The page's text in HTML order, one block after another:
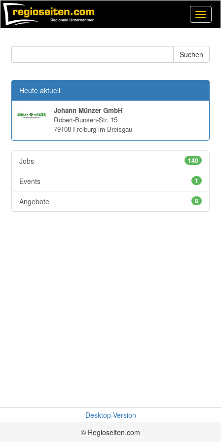
Open
Heute aktuell
Johann Münzer GmbH
Robert-Bunsen-Str. 15
79108 Freiburg im Breisgau
Jobs 140
Events 1
Angebote 8
Desktop-Version
© Regioseiten.com